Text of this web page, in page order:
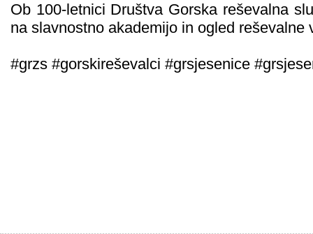
Ob 100-letnici Društva Gorska reševalna
na slavnostno akademijo in ogled reševalne
#grzs #gorskireševalci #grsjesenice